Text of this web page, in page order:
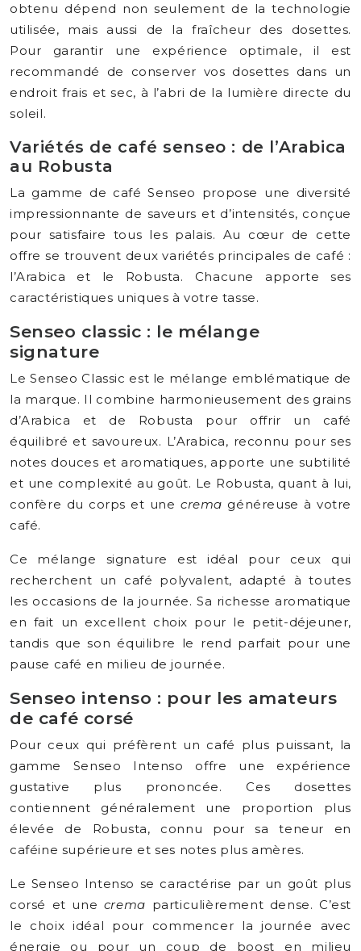
obtenu dépend non seulement de la technologie
utilisée, mais aussi de la fraîcheur des dosettes.
Pour garantir une expérience optimale, il est
recommandé de conserver vos dosettes dans un
endroit frais et sec, à l’abri de la lumière directe du
soleil.
Variétés de café senseo : de l’Arabica
au Robusta
La gamme de café Senseo propose une diversité
impressionnante de saveurs et d’intensités, conçue
pour satisfaire tous les palais. Au cœur de cette
offre se trouvent deux variétés principales de café :
l’Arabica et le Robusta. Chacune apporte ses
caractéristiques uniques à votre tasse.
Senseo classic : le mélange
signature
Le Senseo Classic est le mélange emblématique de
la marque. Il combine harmonieusement des grains
d’Arabica et de Robusta pour offrir un café
équilibré et savoureux. L’Arabica, reconnu pour ses
notes douces et aromatiques, apporte une subtilité
et une complexité au goût. Le Robusta, quant à lui,
confère du corps et unecrema généreuse à votre
café.
Ce mélange signature est idéal pour ceux qui
recherchent un café polyvalent, adapté à toutes
les occasions de la journée. Sa richesse aromatique
en fait un excellent choix pour le petit-déjeuner,
tandis que son équilibre le rend parfait pour une
pause café en milieu de journée.
Senseo intenso : pour les amateurs
de café corsé
Pour ceux qui préfèrent un café plus puissant, la
gamme Senseo Intenso offre une expérience
gustative plus prononcée. Ces dosettes
contiennent généralement une proportion plus
élevée de Robusta, connu pour sa teneur en
caféine supérieure et ses notes plus amères.
Le Senseo Intenso se caractérise par un goût plus
corsé et une crema particulièrement dense. C’est
le choix idéal pour commencer la journée avec
énergie ou pour un coup de boost en milieu